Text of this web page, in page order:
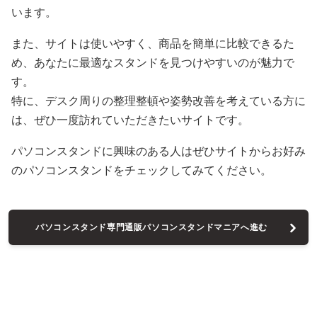
います。
また、サイトは使いやすく、商品を簡単に比較できるた
め、あなたに最適なスタンドを見つけやすいのが魅力で
す。
特に、デスク周りの整理整頓や姿勢改善を考えている方に
は、ぜひ一度訪れていただきたいサイトです。
パソコンスタンドに興味のある人はぜひサイトからお好み
のパソコンスタンドをチェックしてみてください。
パソコンスタンド専門通販パソコンスタンドマニアへ進む